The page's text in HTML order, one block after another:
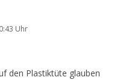
Uhr
den Plastiktüte glauben